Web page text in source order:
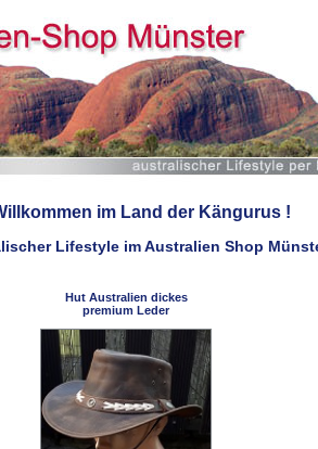
im Land der Kängurus !
Lifestyle im Australien Shop
Hut Australien dickes
premium Leder